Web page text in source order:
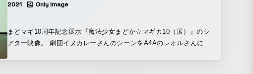
2021 Only Image
まどマギ10周年記念展示『魔法少女まどか☆マギカ10（展）』のシ
アター映像。 劇団イヌカレーさんのシーンをA4Aのレオルさんに再